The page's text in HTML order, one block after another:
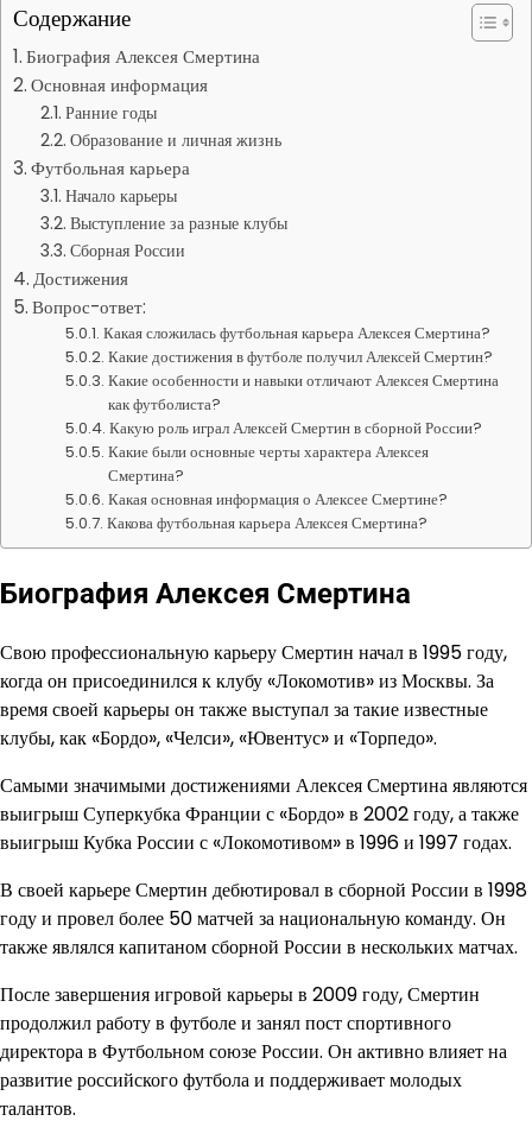
Содержание
Биография Алексея Смертина
Основная информация
Ранние годы
Образование и личная жизнь
Футбольная карьера
Начало карьеры
Выступление за разные клубы
Сборная России
Достижения
Вопрос-ответ:
Какая сложилась футбольная карьера Алексея Смертина?
Какие достижения в футболе получил Алексей Смертин?
Какие особенности и навыки отличают Алексея Смертина
как футболиста?
Какую роль играл Алексей Смертин в сборной России?
Какие были основные черты характера Алексея
Смертина?
Какая основная информация о Алексее Смертине?
Какова футбольная карьера Алексея Смертина?
Биография Алексея Смертина
Свою профессиональную карьеру Смертин начал в 1995 году,
когда он присоединился к клубу «Локомотив» из Москвы. За
время своей карьеры он также выступал за такие известные
клубы, как «Бордо», «Челси», «Ювентус» и «Торпедо».
Самыми значимыми достижениями Алексея Смертина являются
выигрыш Суперкубка Франции с «Бордо» в 2002 году, а также
выигрыш Кубка России с «Локомотивом» в 1996 и 1997 годах.
В своей карьере Смертин дебютировал в сборной России в 1998
году и провел более 50 матчей за национальную команду. Он
также являлся капитаном сборной России в нескольких матчах.
После завершения игровой карьеры в 2009 году, Смертин
продолжил работу в футболе и занял пост спортивного
директора в Футбольном союзе России. Он активно влияет на
развитие российского футбола и поддерживает молодых
талантов.